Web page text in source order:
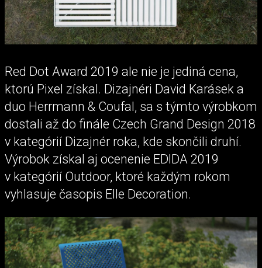
Red Dot Award 2019 ale nie je jediná cena,
ktorú Pixel získal. Dizajnéri David Karásek a
duo Herrmann & Coufal, sa s týmto výrobkom
dostali až do finále Czech Grand Design 2018
v kategórií Dizajnér roka, kde skončili druhí.
Výrobok získal aj ocenenie EDIDA 2019
v kategórií Outdoor, ktoré každým rokom
vyhlasuje časopis Elle Decoration.